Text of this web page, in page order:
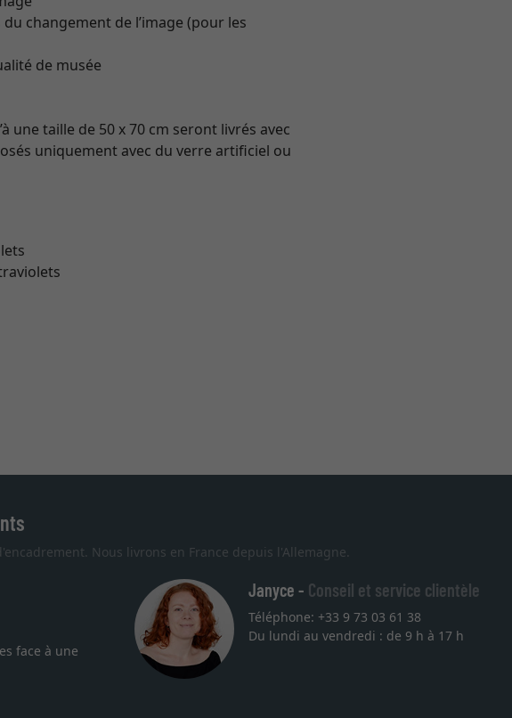
changement de l’image (pour les
de musée
une taille de 50 x 70 cm seront livrés avec
uniquement avec du verre artificiel ou
Nous livrons en France depuis l'Allemagne.
face à une
Janyce - Conseil et service clientèle
Téléphone: +33 9 73 03 61 38
Du lundi au vendredi : de 9 h à 17 h